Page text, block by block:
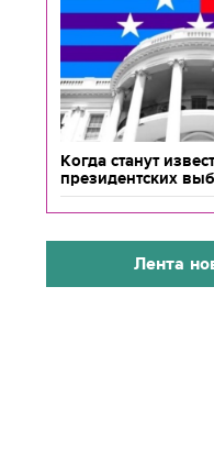
Когда станут
президентских
Лента